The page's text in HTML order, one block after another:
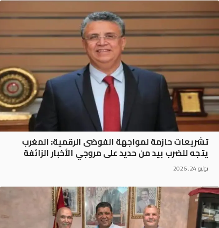
تشريعات حازمة لمواجهة الفوضى الرقمية: المغرب
يتجه للضرب بيد من حديد على مروجي الأخبار الزائفة
يوليو 24, 2026